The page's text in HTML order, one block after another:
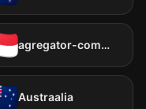
agregator-common:countries.sg
Austraalia